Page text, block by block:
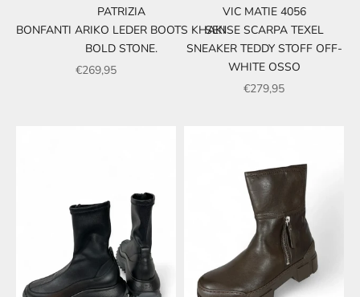
PATRIZIA
BONFANTI ARIKO LEDER BOOTS KHAKI
BOLD STONE.
Angebot
€269,95
VIC MATIE 4056
SENSE SCARPA TEXEL
SNEAKER TEDDY STOFF OFF-
WHITE OSSO
Angebot
€279,95